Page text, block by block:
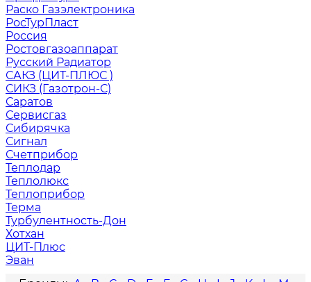
Раско Газэлектроника
РосТурПласт
Россия
Ростовгазоаппарат
Русский Радиатор
САКЗ (ЦИТ-ПЛЮС )
СИКЗ (Газотрон-С)
Саратов
Сервисгаз
Сибирячка
Сигнал
Счетприбор
Теплодар
Теплолюкс
Теплоприбор
Терма
Турбулентность-Дон
Хотхан
ЦИТ-Плюс
Эван